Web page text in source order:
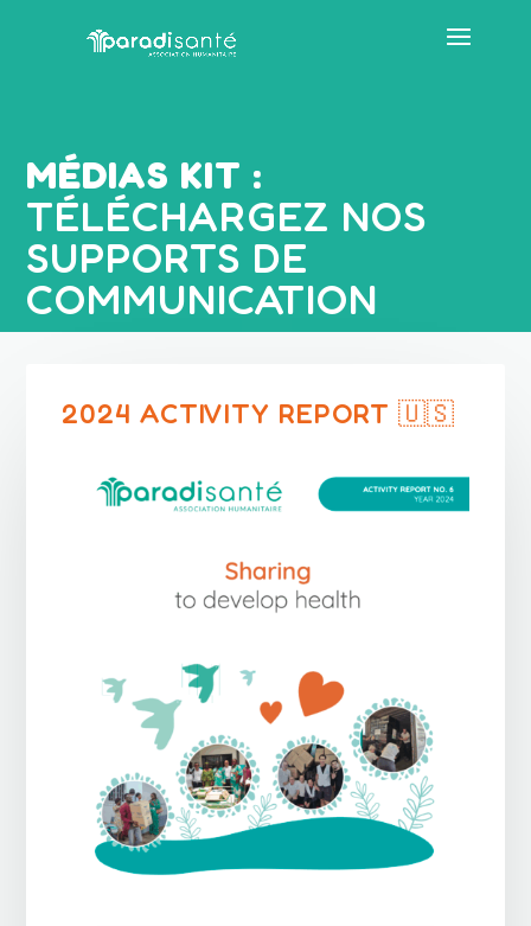
MÉDIAS KIT :
TÉLÉCHARGEZ NOS
SUPPORTS DE
COMMUNICATION
2024 ACTIVITY REPORT 🇺🇸